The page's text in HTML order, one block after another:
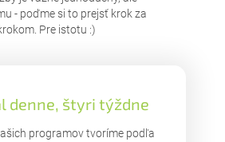
- poďme si to prejsť krok za
Pre istotu :)
denne, štyri týždne
programov tvoríme podľa